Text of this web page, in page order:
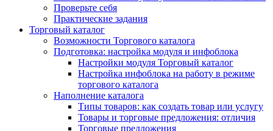
Проверьте себя
Практические задания
Торговый каталог
Возможности Торгового каталога
Подготовка: настройка модуля и инфоблока
Настройки модуля Торговый каталог
Настройка инфоблока на работу в режиме
торгового каталога
Наполнение каталога
Типы товаров: как создать товар или услугу
Товары и торговые предложения: отличия
Торговые предложения